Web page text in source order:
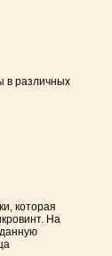
в различных
которая
На